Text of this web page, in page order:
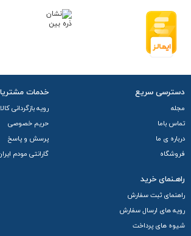
دسترسی سریع
مجله
تماس باما
درباره ی ما
فروشگاه
خدمات
رویه بازگردانی کالا
حریم خصوصی
پرسش و پاسخ
گارانتی مودم
راهـنمای خرید
راهنمای ثبت سفارش
رویه های ارسال سفارش
شیوه های پرداخت